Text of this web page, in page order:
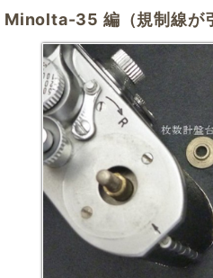
Minolta-35 編（規制線が